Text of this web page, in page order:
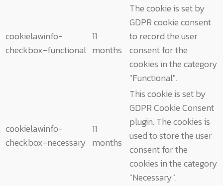
cookielawinfo-
checkbox-functional
11
months
The cookie is set by
GDPR cookie consent
to record the user
consent for the
cookies in the category
"Functional".
cookielawinfo-
checkbox-necessary
11
months
This cookie is set by
GDPR Cookie Consent
plugin. The cookies is
used to store the user
consent for the
cookies in the category
"Necessary".